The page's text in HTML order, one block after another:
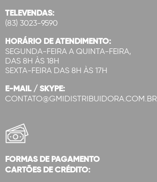
TELEVENDAS:
(83) 3023-9590
HORÁRIO DE ATENDIMENTO:
SEGUNDA-FEIRA A QUINTA-FEIRA,
DAS 8H ÀS 18H
SEXTA-FEIRA DAS 8H ÀS 17H
E-MAIL / SKYPE:
CONTATO@GMIDISTRIBUIDORA.COM.BR
FORMAS DE PAGAMENTO
CARTÕES DE CRÉDITO: